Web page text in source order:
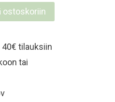
ostoskoriin
tilauksiin
tai